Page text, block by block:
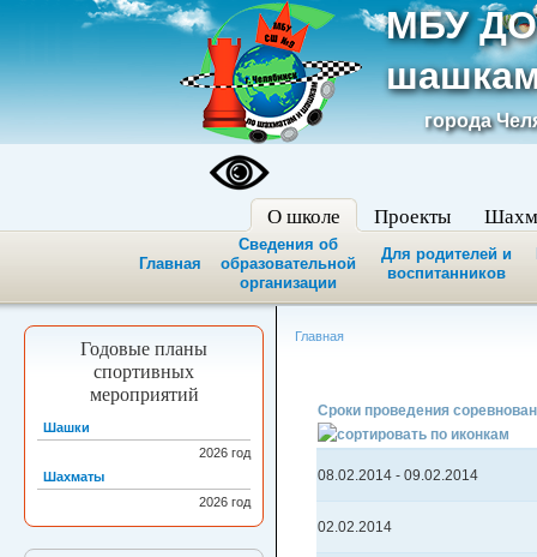
МБУ
города
О школе
Главная
Сведения об
образовательной
организации
Для родителей и
воспитанников
Проекты
Годовые планы
спортивных
мероприятий
Шашки
2026 год
Шахматы
2026 год
Главная
Сроки проведения
08.02.2014 - 09.02.2014
02.02.2014